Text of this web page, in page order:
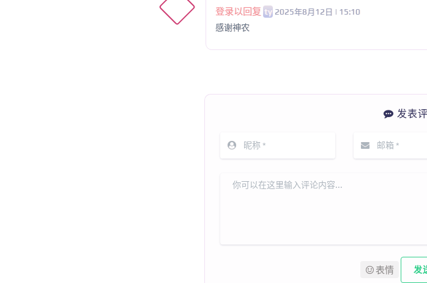
登录以回复 ty 2025年8月12日 | 15:10
感谢神农
发表
表情 发